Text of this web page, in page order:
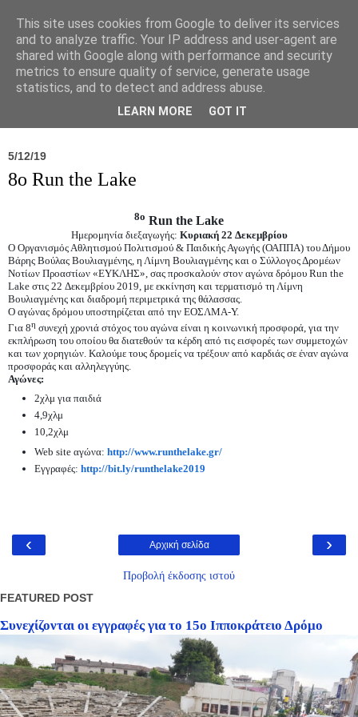
Σύλλογος Ιπποκράτειος
5/12/19
8ο Run the Lake
8ο Run the Lake
Ημερομηνία διεξαγωγής: Κυριακή 22 Δεκεμβρίου
O Οργανισμός Αθλητισμού Πολιτισμού & Παιδικής Αγωγής (ΟΑΠΠΑ) του Δήμου
Βάρης Βούλας Βουλιαγμένης, η Λίμνη Βουλιαγμένης και ο Σύλλογος Δρομέων
Νοτίων Προαστίων «ΕΥΚΛΗΣ», σας προσκαλούν στον αγώνα δρόμου Run the
Lake στις 22 Δεκεμβρίου 2019, με εκκίνηση και τερματισμό τη Λίμνη
Βουλιαγμένης και διαδρομή περιμετρικά της θάλασσας.
Ο αγώνας δρόμου υποστηρίζεται από την ΕΟΣΛΜΑ-Υ.
Για 8η συνεχή χρονιά στόχος του αγώνα είναι η κοινωνική προσφορά, για την
εκπλήρωση του οποίου θα διατεθούν τα κέρδη από τις εισφορές των συμμετοχών
και των χορηγιών. Καλούμε τους δρομείς να τρέξουν από καρδιάς σε έναν αγώνα
προσφοράς και αλληλεγγύης.
Αγώνες:
2χλμ για παιδιά
4,9χλμ
10,2χλμ
Web site αγώνα: http://www.runthelake.gr/
Εγγραφές: http://bit.ly/runthelake2019
‹ ›
Αρχική σελίδα
Προβολή έκδοσης ιστού
FEATURED POST
Συνεχίζονται οι εγγραφές για το 15ο Ιπποκράτειο Δρόμο
This site uses cookies from Google to deliver its services
and to analyze traffic. Your IP address and user-agent are
shared with Google along with performance and security
metrics to ensure quality of service, generate usage
statistics, and to detect and address abuse.
LEARN MORE GOT IT